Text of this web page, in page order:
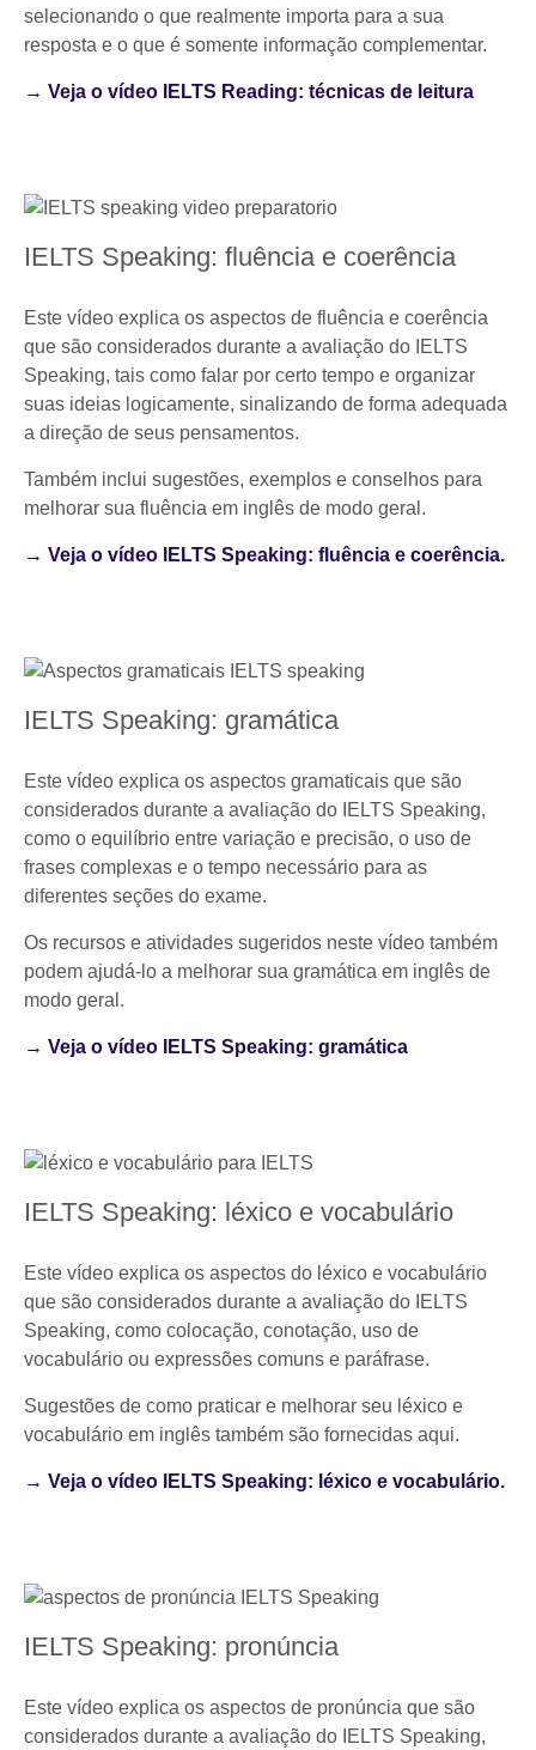
selecionando o que realmente importa para a sua
resposta e o que é somente informação complementar.
→ Veja o vídeo IELTS Reading: técnicas de leitura
IELTS Speaking: fluência e coerência
Este vídeo explica os aspectos de fluência e coerência
que são considerados durante a avaliação do IELTS
Speaking, tais como falar por certo tempo e organizar
suas ideias logicamente, sinalizando de forma adequada
a direção de seus pensamentos.
Também inclui sugestões, exemplos e conselhos para
melhorar sua fluência em inglês de modo geral.
→ Veja o vídeo IELTS Speaking: fluência e coerência.
IELTS Speaking: gramática
Este vídeo explica os aspectos gramaticais que são
considerados durante a avaliação do IELTS Speaking,
como o equilíbrio entre variação e precisão, o uso de
frases complexas e o tempo necessário para as
diferentes seções do exame.
Os recursos e atividades sugeridos neste vídeo também
podem ajudá-lo a melhorar sua gramática em inglês de
modo geral.
→ Veja o vídeo IELTS Speaking: gramática
IELTS Speaking: léxico e vocabulário
Este vídeo explica os aspectos do léxico e vocabulário
que são considerados durante a avaliação do IELTS
Speaking, como colocação, conotação, uso de
vocabulário ou expressões comuns e paráfrase.
Sugestões de como praticar e melhorar seu léxico e
vocabulário em inglês também são fornecidas aqui.
→ Veja o vídeo IELTS Speaking: léxico e vocabulário.
IELTS Speaking: pronúncia
Este vídeo explica os aspectos de pronúncia que são
considerados durante a avaliação do IELTS Speaking,